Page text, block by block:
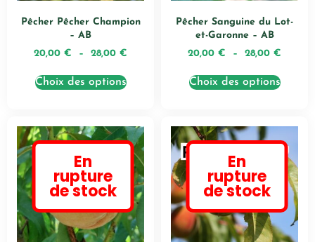
Pêcher Pêcher Champion
– AB
20,00 € – 28,00 €
Choix des options
Pêcher Sanguine du Lot-
et-Garonne – AB
20,00 € – 28,00 €
Choix des options
En
rupture
de stock
En
rupture
de stock